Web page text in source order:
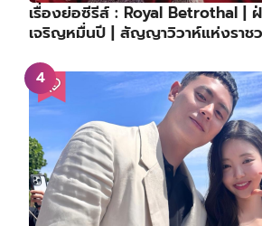
เรื่องย่อซีรีส์ : Royal Betrothal |
เจริญหมื่นปี | สัญญาวิวาห์แห่งราช